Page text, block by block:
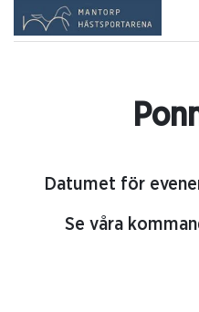
Datumet för
Se våra